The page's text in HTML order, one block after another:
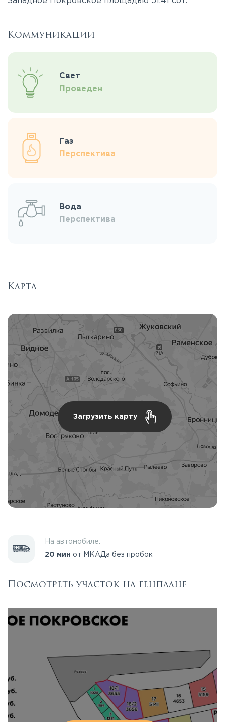
Коммуникации
Свет
Проведен
Газ
Перспектива
Вода
Перспектива
Карта
Загрузить карту
На автомобиле:
20 мин от МКАДа без пробок
Посмотреть участок на генплане